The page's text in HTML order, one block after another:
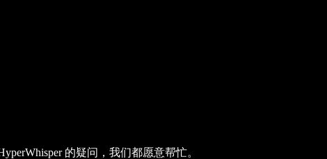
的疑问，我们都愿意帮忙。